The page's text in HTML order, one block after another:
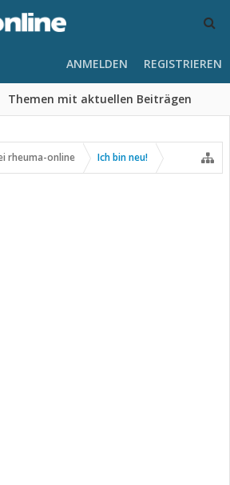
Themen mit aktuellen Beiträgen
ANMELDEN REGISTRIEREN
rheuma-online Ich bin neu!